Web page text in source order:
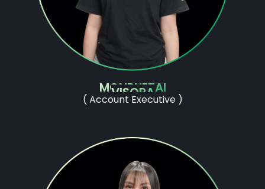
MONRUETAI
VISOPA
( Account Executive )